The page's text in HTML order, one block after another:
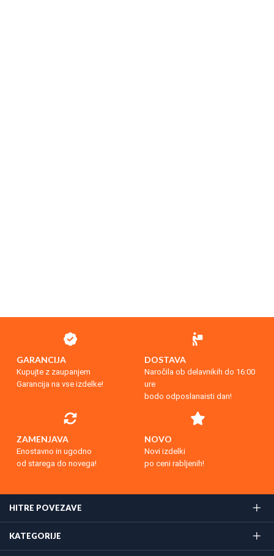
GARANCIJA
Kupujte z zaupanjem
Garancija na vse izdelke!
DOSTAVA
Naročila ob delavnikih do 16:00
ure
bodo odposlanaisti dan!
ZAMENJAVA
Enostavno in ugodno
od starega do novega!
NOVO
Novi izdelki
po ceni rabljenih!
HITRE POVEZAVE
KATEGORIJE